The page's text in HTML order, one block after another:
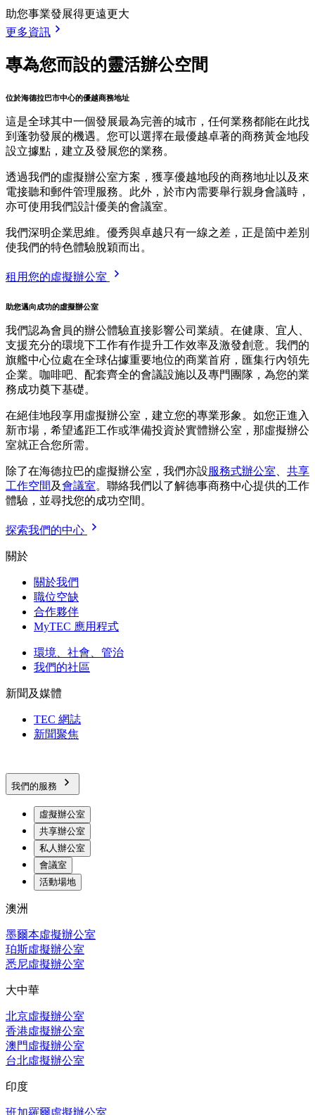
助您事業發展得更遠更大
更多資訊
專為您而設的靈活辦公空間
位於海德拉巴市中心的優越商務地址
這是全球其中一個發展最為完善的城市，任何業務都能在此找
到蓬勃發展的機遇。您可以選擇在最優越卓著的商務黃金地段
設立據點，建立及發展您的業務。
透過我們的虛擬辦公室方案，獲享優越地段的商務地址以及來
電接聽和郵件管理服務。此外，於市內需要舉行親身會議時，
亦可使用我們設計優美的會議室。
我們深明企業思維。優秀與卓越只有一線之差，正是箇中差別
使我們的特色體驗脫穎而出。
租用您的虛擬辦公室
助您邁向成功的虛擬辦公室
我們認為會員的辦公體驗直接影響公司業績。在健康、宜人、
支援充分的環境下工作有作提升工作效率及激發創意。我們的
旗艦中心位處在全球佔據重要地位的商業首府，匯集行內領先
企業。咖啡吧、配套齊全的會議設施以及專門團隊，為您的業
務成功奠下基礎。
在絕佳地段享用虛擬辦公室，建立您的專業形象。如您正進入
新市場，希望遙距工作或準備投資於實體辦公室，那虛擬辦公
室就正合您所需。
除了在海德拉巴的虛擬辦公室，我們亦設服務式辦公室
共享
工作空間 及會議室。聯絡我們以了解德事商務中心提供的工作
體驗，並尋找您的成功空間。
探索我們的中心
關於
關於我們
職位空缺
合作夥伴
MyTEC 應用程式
環境、社會、管治
我們的社區
新聞及媒體
TEC 網誌
新聞聚焦
我們的服務
虛擬辦公室
共享辦公室
私人辦公室
會議室
活動場地
澳洲
墨爾本虛擬辦公室
珀斯虛擬辦公室
悉尼虛擬辦公室
大中華
北京虛擬辦公室
香港虛擬辦公室
澳門虛擬辦公室
台北虛擬辦公室
印度